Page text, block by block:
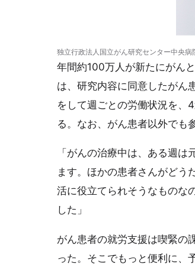
独立行政法人国立がん研究センター中央病
年間約100万人が新たにがん
は、研究内容に同意したがん
をして週ごとの労働状況を、
る。なお、がん患者以外でも
「がんの治療中は、ある週
ます。ほかの患者さんがどう
活に役立てられそうなものな
した」
がん患者の就労支援は喫緊の
った。そこでもっと便利に、